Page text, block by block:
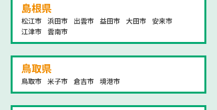
島根県
松江市 浜田市 出雲市 益田市 大田市
安来市
江津市
雲南市
鳥取県
鳥取市 米子市 倉吉市 境港市